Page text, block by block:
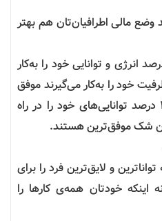
مالی اطرافیان‌تان هم بهتر
یک فرد معمولی فقط ۲۵ درصد انرژی و توانایی خود را به‌کار
که ۵۰ درصد ظرفیت خود را به‌کار می‌گیرند موفق
و عده‌ی انگشت‌شماری که ۱۰۰ درصد توانایی‌های خود را در راه
شک موفق‌ترین هستند.
و لایق‌ترین فرد را برای
اینکه خودتان همه‌ی کارها را